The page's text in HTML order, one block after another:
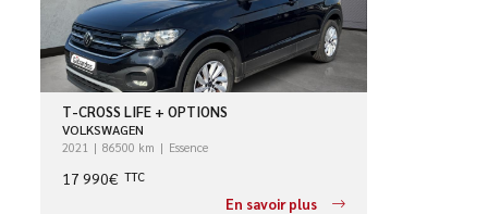
T-CROSS LIFE + OPTIONS
VOLKSWAGEN
2021 86500 km Essence
17 990€ TTC
En savoir plus